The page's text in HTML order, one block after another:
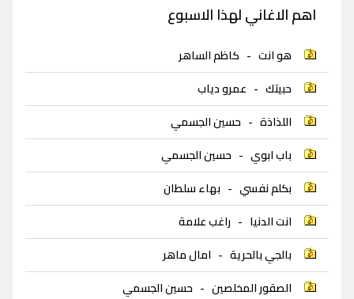
اهم الاغاني لهذا الاسبوع
هو انت - كاظم الساهر
حبيتك - عمرو دياب
اللذاذة - حسين الجسمي
باب ابوي - حسين الجسمي
بكلم نفسي - بهاء سلطان
انت الدنيا - راغب علامة
بالجي بالحرية - امال ماهر
الصقور المخلصين - حسين الجسمي